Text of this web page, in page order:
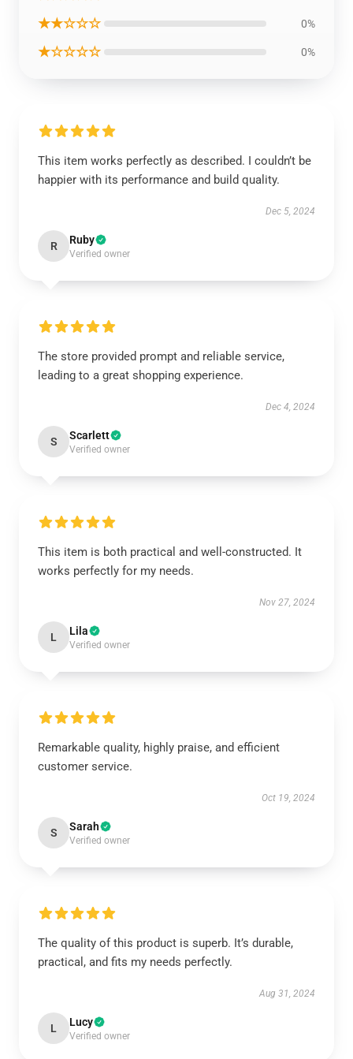
★★☆☆☆ 0%
★☆☆☆☆ 0%
This item works perfectly as described. I couldn’t be
happier with its performance and build quality.
Dec 5, 2024
R Ruby
Verified owner
The store provided prompt and reliable service,
leading to a great shopping experience.
Dec 4, 2024
S Scarlett
Verified owner
This item is both practical and well-constructed. It
works perfectly for my needs.
Nov 27, 2024
L Lila
Verified owner
Remarkable quality, highly praise, and efficient
customer service.
Oct 19, 2024
S Sarah
Verified owner
The quality of this product is superb. It’s durable,
practical, and fits my needs perfectly.
Aug 31, 2024
L Lucy
Verified owner